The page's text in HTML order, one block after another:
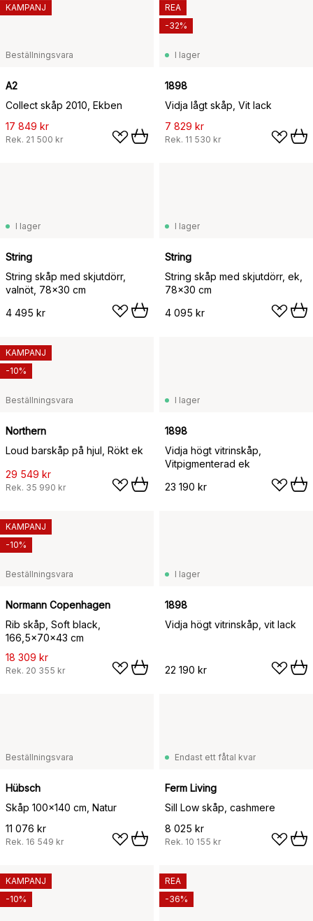
Beställningsvara
A2
Collect skåp 2010, Ekben
17 849 kr
Rek. 21 500 kr
KAMPANJ
I lager
1898
Vidja lågt skåp, Vit lack
7 829 kr
Rek. 11 530 kr
REA
-32%
I lager
String
String skåp med skjutdörr,
valnöt, 78x30 cm
4 495 kr
I lager
String
String skåp med skjutdörr, ek,
78x30 cm
4 095 kr
Beställningsvara
Northern
Loud barskåp på hjul, Rökt ek
29 549 kr
Rek. 35 990 kr
KAMPANJ
-10%
I lager
1898
Vidja högt vitrinskåp,
Vitpigmenterad ek
23 190 kr
Beställningsvara
Normann Copenhagen
Rib skåp, Soft black,
166,5x70x43 cm
18 309 kr
Rek. 20 355 kr
KAMPANJ
-10%
I lager
1898
Vidja högt vitrinskåp, vit lack
22 190 kr
Beställningsvara
Hübsch
Skåp 100x140 cm, Natur
11 076 kr
Rek. 16 549 kr
Endast ett fåtal kvar
Ferm Living
Sill Low skåp, cashmere
8 025 kr
Rek. 10 155 kr
KAMPANJ
-10%
REA
-36%